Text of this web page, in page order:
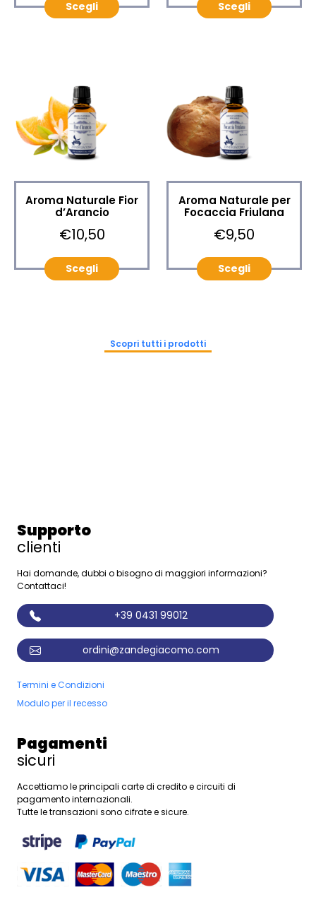
Scegli Scegli
Aroma Naturale Fior
d’Arancio
€10,50
Scegli
Aroma Naturale per
Focaccia Friulana
€9,50
Scegli
Scopri tutti i prodotti
Supporto
clienti
Hai domande, dubbi o bisogno di maggiori informazioni?
Contattaci!
+39 0431 99012
ordini@zandegiacomo.com
Termini e Condizioni
Modulo per il recesso
Pagamenti
sicuri
Accettiamo le principali carte di credito e circuiti di
pagamento internazionali.
Tutte le transazioni sono cifrate e sicure.